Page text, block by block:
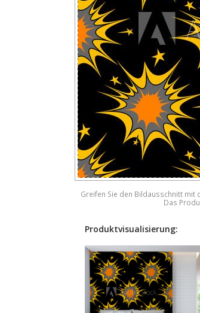
Greifen Sie den Bildausschnitt mit
Das
Produktvisualisierung: